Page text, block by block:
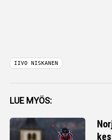
IIVO NISKANEN
LUE MYÖS: